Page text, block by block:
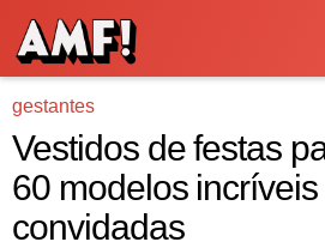
gestantes
Vestidos de festas
60 modelos
convidadas